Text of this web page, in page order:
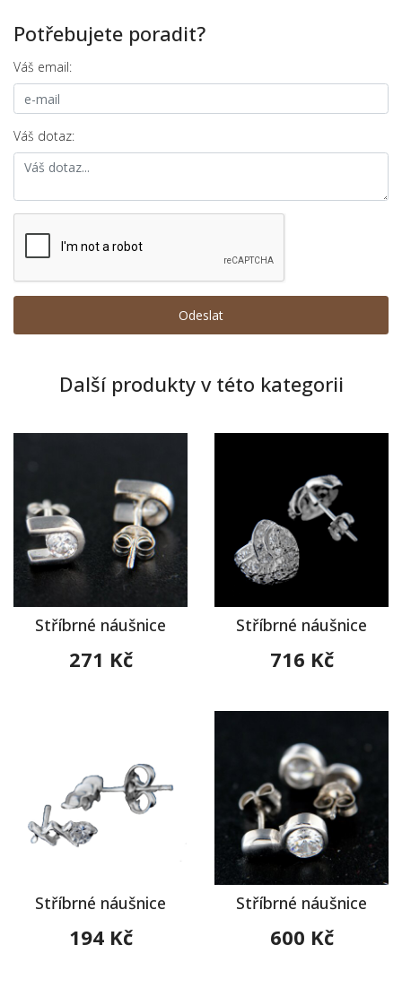
Potřebujete poradit?
Váš email:
Váš dotaz:
Další produkty v této kategorii
Stříbrné náušnice
271 Kč
Stříbrné náušnice
716 Kč
Stříbrné náušnice
194 Kč
Stříbrné náušnice
600 Kč